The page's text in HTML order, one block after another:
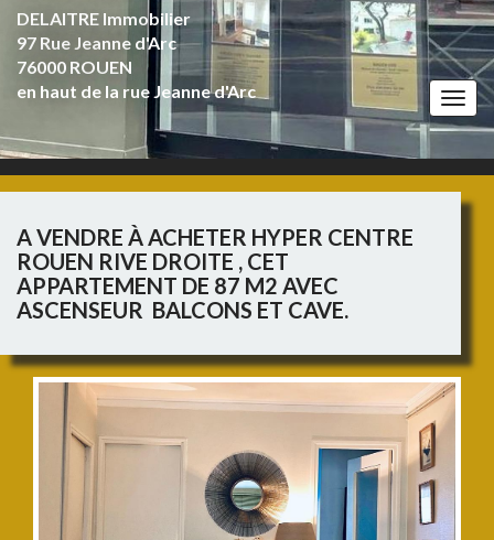
DELAITRE Immobilier
97 Rue Jeanne d'Arc
76000 ROUEN
en haut de la rue Jeanne d'Arc
A VENDRE À ACHETER HYPER CENTRE
ROUEN RIVE DROITE , CET
APPARTEMENT DE 87 M2 AVEC
ASCENSEUR BALCONS ET CAVE.